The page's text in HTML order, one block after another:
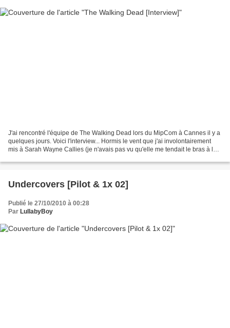
J'ai rencontré l'équipe de The Walking Dead lors du MipCom à Cannes il y a
quelques jours. Voici l'interview... Hormis le vent que j'ai involontairement
mis à Sarah Wayne Callies (je n'avais pas vu qu'elle me tendait le bras à la
Undercovers [Pilot & 1x 02]
Publié le 27/10/2010 à 00:28
Par LullabyBoy